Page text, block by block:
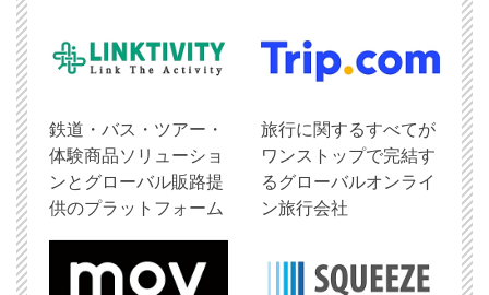
鉄道・バス・ツアー・
体験商品ソリューショ
ンとグローバル販路提
供のプラットフォーム
旅行に関するすべてが
ワンストップで完結す
るグローバルオンライ
ン旅行会社